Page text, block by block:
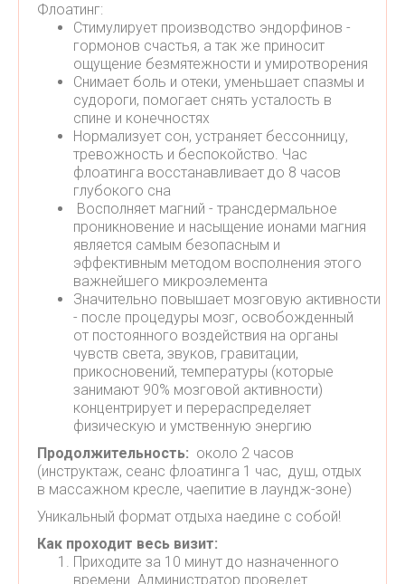
Флоатинг:
Стимулирует производство эндорфинов -
гормонов счастья, а так же приносит
ощущение безмятежности и умиротворения
Снимает боль и отеки, уменьшает спазмы и
судороги, помогает снять усталость в
спине и конечностях
Нормализует сон, устраняет бессонницу,
тревожность и беспокойство. Час
флоатинга восстанавливает до 8 часов
глубокого сна
Восполняет магний - трансдермальное
проникновение и насыщение ионами магния
является самым безопасным и
эффективным методом восполнения этого
важнейшего микроэлемента
Значительно повышает мозговую активности
- после процедуры мозг, освобожденный
от постоянного воздействия на органы
чувств света, звуков, гравитации,
прикосновений, температуры (которые
занимают 90% мозговой активности)
концентрирует и перераспределяет
физическую и умственную энергию
Продолжительность: около 2 часов
(инструктаж, сеанс флоатинга 1 час, душ, отдых
в массажном кресле, чаепитие в лаундж-зоне)
Уникальный формат отдыха наедине с собой!
Как проходит весь визит:
Приходите за 10 минут до назначенного
времени. Администратор проведет